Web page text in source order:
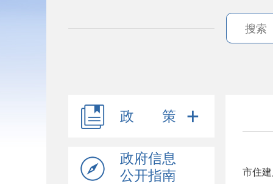
政 策
政府信息
公开指南
市住